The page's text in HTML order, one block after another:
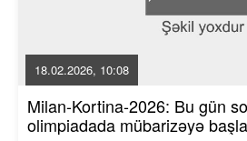
18.02.2026, 10:08
Milan-Kortina-2026: Bu gün
olimpiadada mübarizəyə